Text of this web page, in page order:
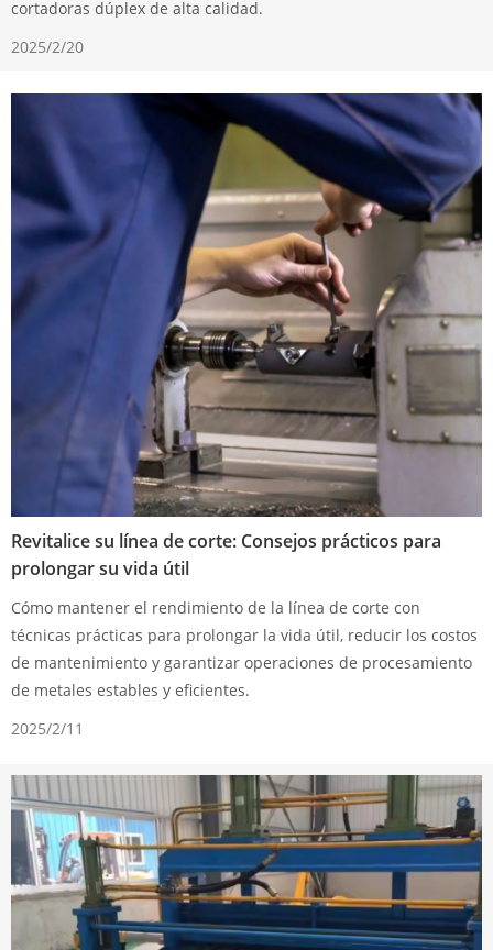
cortadoras dúplex de alta calidad.
2025/2/20
Revitalice su línea de corte: Consejos prácticos para
prolongar su vida útil
Cómo mantener el rendimiento de la línea de corte con
técnicas prácticas para prolongar la vida útil, reducir los costos
de mantenimiento y garantizar operaciones de procesamiento
de metales estables y eficientes.
2025/2/11